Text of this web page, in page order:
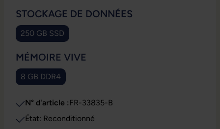
SÉLECTIONNEZ
STOCKAGE DE DONNÉES
250 GB SSD
SÉLECTIONNEZ
MÉMOIRE VIVE
8 GB DDR4
N° d'article :FR-33835-B
État: Reconditionné